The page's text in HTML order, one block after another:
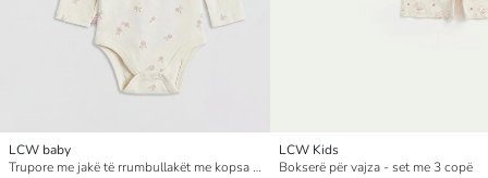
LCW baby
Trupore me jakë të rrumbullakët me kopsa për foshnja vajza, paketë me 2 copë
LCW Kids
Bokserë për vajza - set me 3 copë